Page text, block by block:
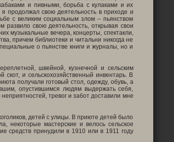
и пивными, борьба с кулаками и их
продолжал свою деятельность в приходе и
с великим социальным злом – пьянством
свою деятельность, открывая свои
музыкальные вечера, концерты, спектакли,
причем библиотеки и читальни никогда не
о пьянстве книги и журналы, но и
швейной, кузнечной и сельским
и сельскохозяйственный инвентарь. В
получали готовый стол, одежду, обувь, а
опустившимся людям выдержать себя,
тревог и забот доставили мне
детей с улицы. В приюте детей было
некоторые мастерские и велось сельское
средств принудили в 1910 или в 1911 году